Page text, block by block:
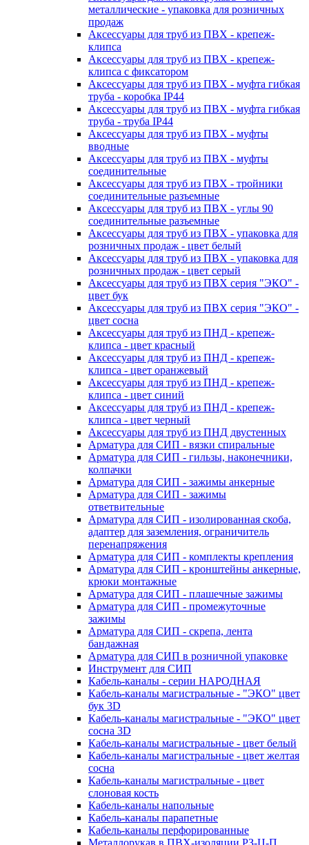
металлические - упаковка для розничных
продаж
Аксессуары для труб из ПВХ - крепеж-
клипса
Аксессуары для труб из ПВХ - крепеж-
клипса с фиксатором
Аксессуары для труб из ПВХ - муфта гибкая
труба - коробка IP44
Аксессуары для труб из ПВХ - муфта гибкая
труба - труба IP44
Аксессуары для труб из ПВХ - муфты
вводные
Аксессуары для труб из ПВХ - муфты
соединительные
Аксессуары для труб из ПВХ - тройники
соединительные разъемные
Аксессуары для труб из ПВХ - углы 90
соединительные разъемные
Аксессуары для труб из ПВХ - упаковка для
розничных продаж - цвет белый
Аксессуары для труб из ПВХ - упаковка для
розничных продаж - цвет серый
Аксессуары для труб из ПВХ серия "ЭКО" -
цвет бук
Аксессуары для труб из ПВХ серия "ЭКО" -
цвет сосна
Аксессуары для труб из ПНД - крепеж-
клипса - цвет красный
Аксессуары для труб из ПНД - крепеж-
клипса - цвет оранжевый
Аксессуары для труб из ПНД - крепеж-
клипса - цвет синий
Аксессуары для труб из ПНД - крепеж-
клипса - цвет черный
Аксессуары для труб из ПНД двустенных
Арматура для СИП - вязки спиральные
Арматура для СИП - гильзы, наконечники,
колпачки
Арматура для СИП - зажимы анкерные
Арматура для СИП - зажимы
ответвительные
Арматура для СИП - изолированная скоба,
адаптер для заземления, ограничитель
перенапряжения
Арматура для СИП - комплекты крепления
Арматура для СИП - кронштейны анкерные,
крюки монтажные
Арматура для СИП - плашечные зажимы
Арматура для СИП - промежуточные
зажимы
Арматура для СИП - скрепа, лента
бандажная
Арматура для СИП в розничной упаковке
Инструмент для СИП
Кабель-каналы - серии НАРОДНАЯ
Кабель-каналы магистральные - "ЭКО" цвет
бук 3D
Кабель-каналы магистральные - "ЭКО" цвет
сосна 3D
Кабель-каналы магистральные - цвет белый
Кабель-каналы магистральные - цвет желтая
сосна
Кабель-каналы магистральные - цвет
слоновая кость
Кабель-каналы напольные
Кабель-каналы парапетные
Кабель-каналы перфорированные
Металлорукав в ПВХ-изоляции РЗ-Ц-П